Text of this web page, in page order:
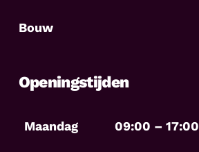
Bouw
Openingstijden
Maandag 09:00 – 17:00